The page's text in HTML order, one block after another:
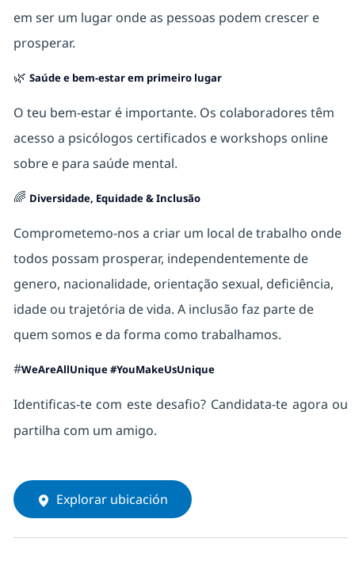
em ser um lugar onde as pessoas podem crescer e
prosperar.
🌿 Saúde e bem-estar em primeiro lugar
O teu bem‑estar é importante. Os colaboradores têm
acesso a psicólogos certificados e workshops online
sobre e para saúde mental.
🌈 Diversidade, Equidade & Inclusão
Comprometemo-nos a criar um local de trabalho onde
todos possam prosperar, independentemente de
genero, nacionalidade, orientação sexual, deficiência,
idade ou trajetória de vida. A inclusão faz parte de
quem somos e da forma como trabalhamos.
#WeAreAllUnique #YouMakeUsUnique
Identificas-te com este desafio? Candidata-te agora ou
partilha com um amigo.
Explorar ubicación